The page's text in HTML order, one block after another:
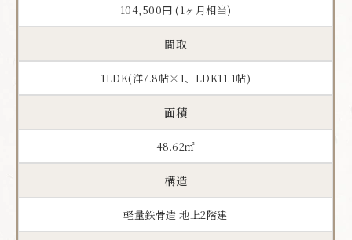
104,500円 (1ヶ月相当)
間取
1LDK(洋7.8帖×1、LDK11.1帖)
面積
48.62㎡
構造
軽量鉄骨造 地上2階建